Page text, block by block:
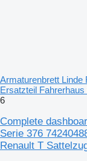
Armaturenbrett Linde
Ersatzteil
6
Complete
Serie 376
Renault T